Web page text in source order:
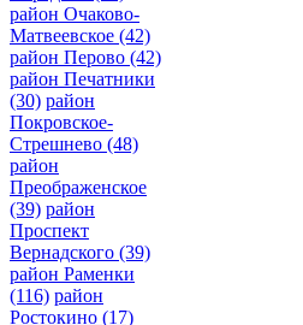
район Очаково-
Матвеевское (42)
район Перово (42)
район Печатники
(30) район
Покровское-
Стрешнево (48)
район
Преображенское
(39) район
Проспект
Вернадского (39)
район Раменки
(116) район
Ростокино (17)